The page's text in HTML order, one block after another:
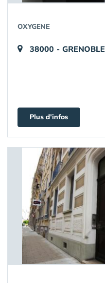
OXYGENE
38000 - GRENOBLE
Plus d'infos